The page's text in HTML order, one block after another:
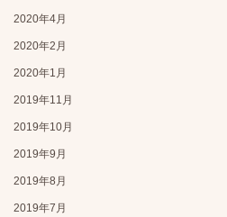
2020年4月
2020年2月
2020年1月
2019年11月
2019年10月
2019年9月
2019年8月
2019年7月